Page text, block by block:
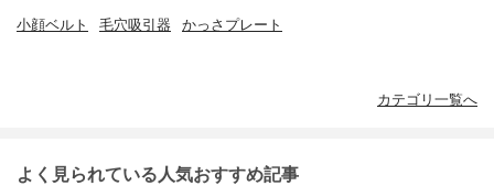
小顔ベルト 毛穴吸引器 かっさプレート
カテゴリ一覧へ
よく見られている人気おすすめ記事